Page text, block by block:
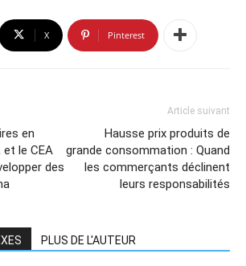
X Pinterest
en
et le CEA
des
Article suivant
Hausse prix produits de
grande consommation : Quand
les commerçants déclinent
leurs responsabilités
PLUS DE L'AUTEUR